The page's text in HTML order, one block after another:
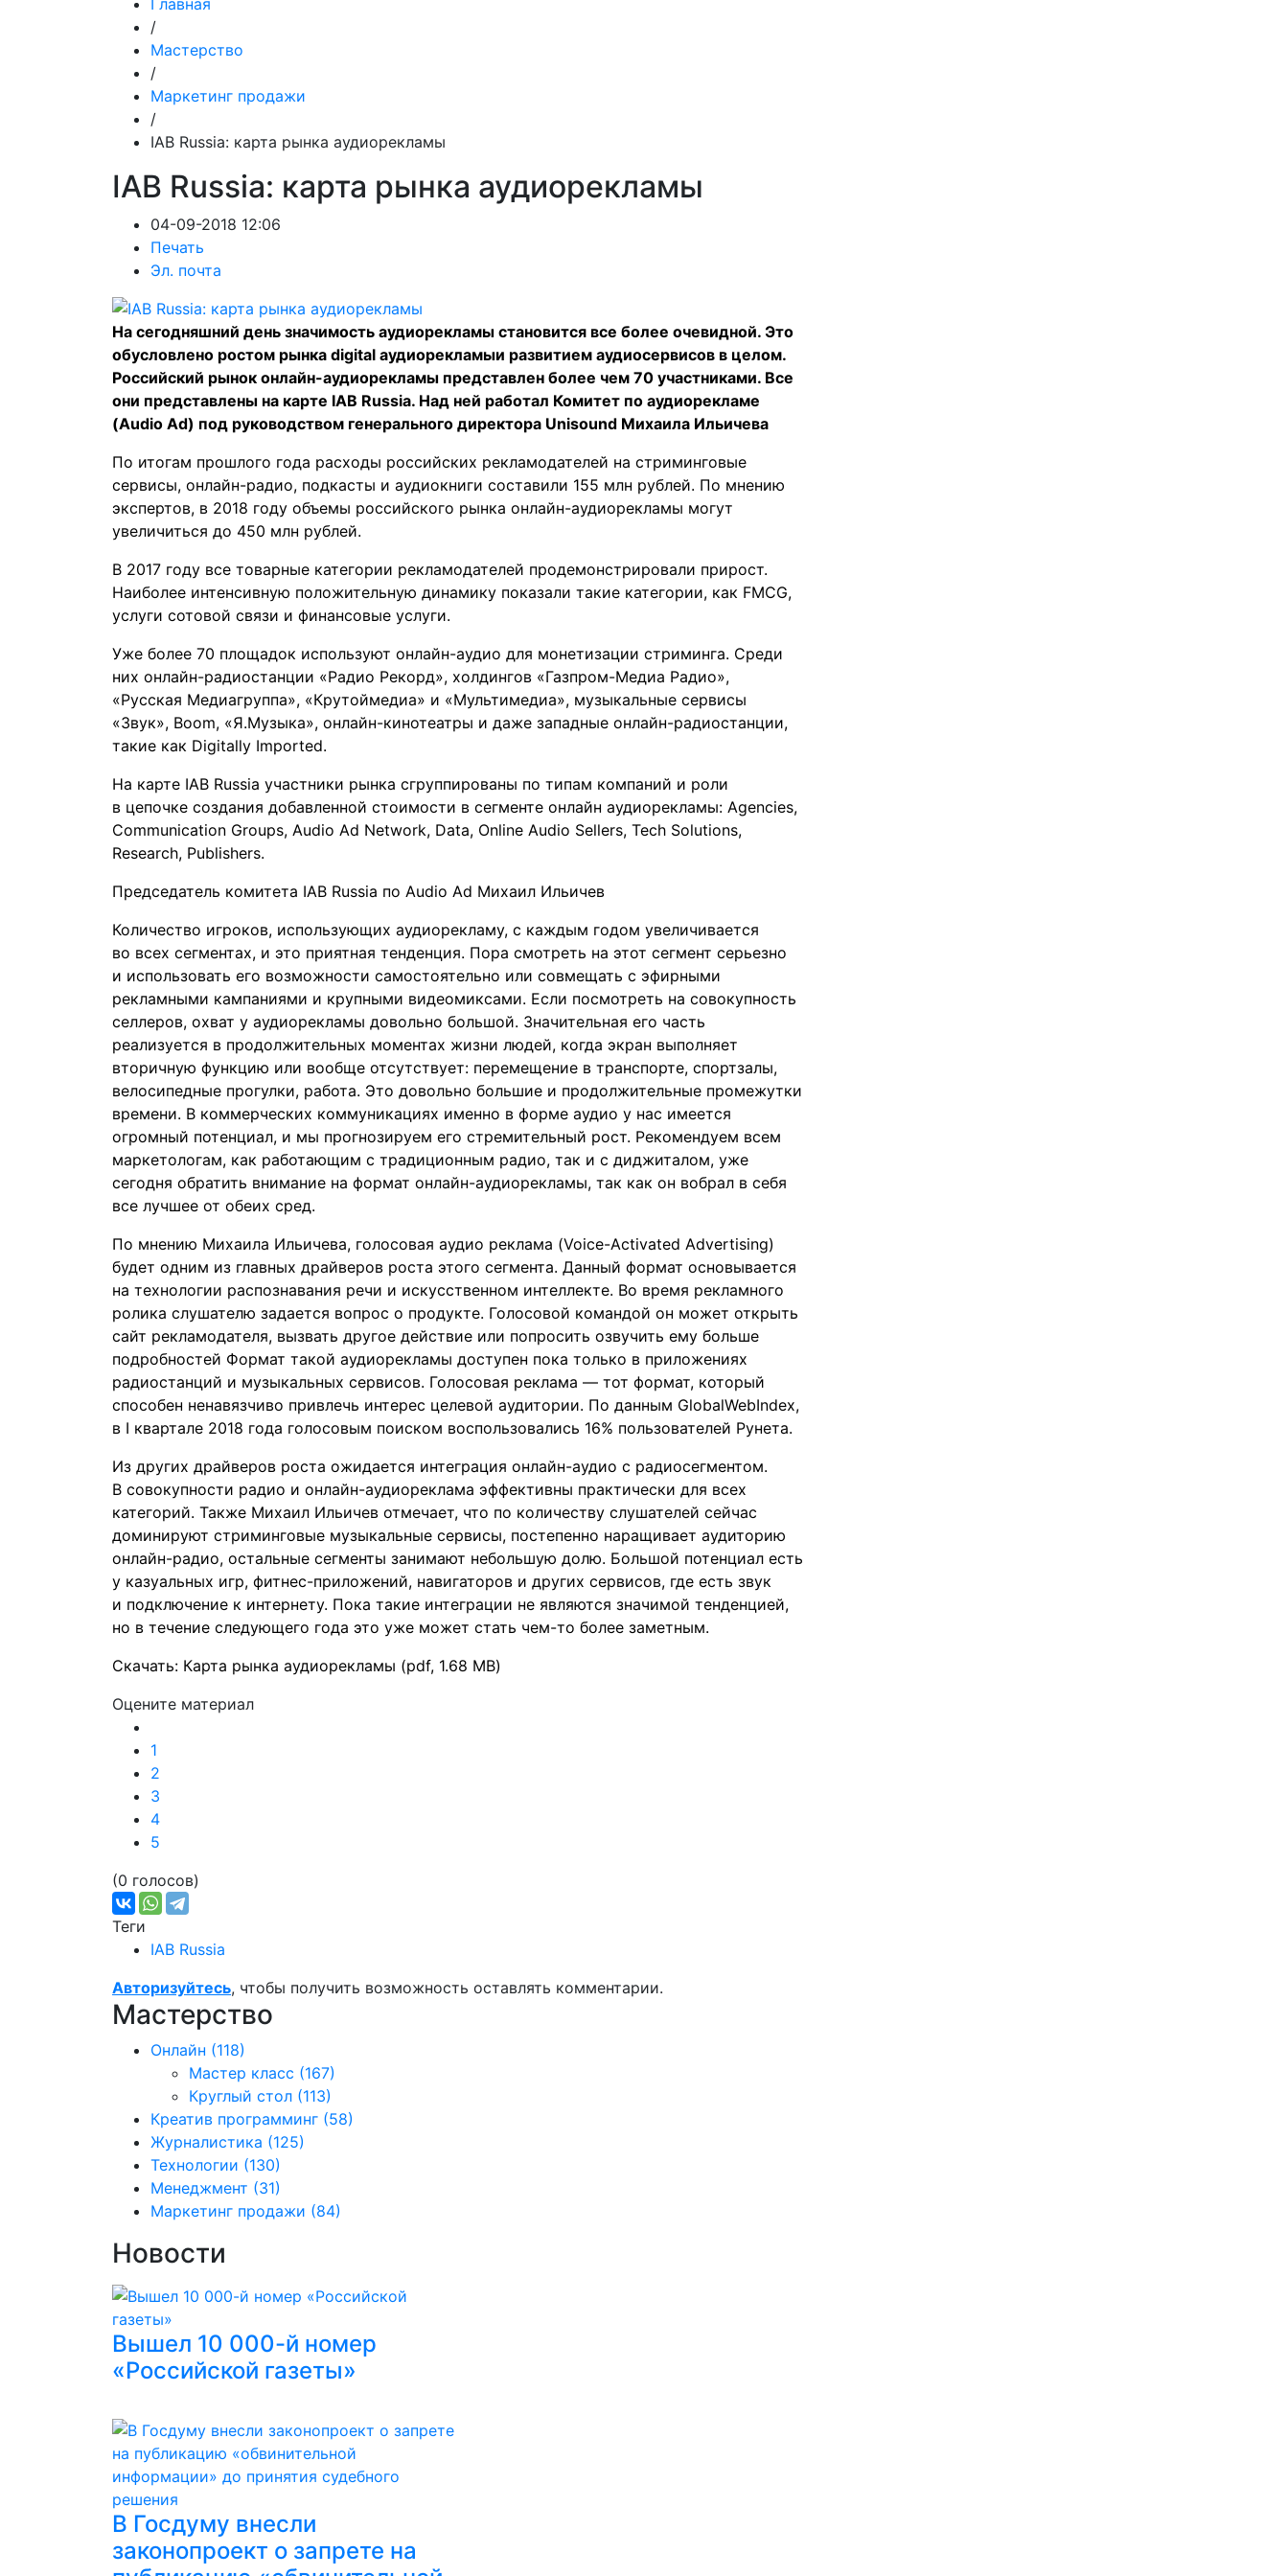
Главная
/
Мастерство
/
Маркетинг продажи
/
IAB Russia: карта рынка аудиорекламы
IAB Russia: карта рынка аудиорекламы
04-09-2018 12:06
Печать
Эл. почта
На сегодняшний день значимость аудиорекламы становится все более очевидной. Это
обусловлено ростом рынка digital аудиорекламыи развитием аудиосервисов в целом.
Российский рынок онлайн-аудиорекламы представлен более чем 70 участниками. Все
они представлены на карте IAB Russia. Над ней работал Комитет по аудиорекламе
(Audio Ad) под руководством генерального директора Unisound Михаила Ильичева
По итогам прошлого года расходы российских рекламодателей на стриминговые
сервисы, онлайн-радио, подкасты и аудиокниги составили 155 млн рублей. По мнению
экспертов, в 2018 году объемы российского рынка онлайн-аудиорекламы могут
увеличиться до 450 млн рублей.
В 2017 году все товарные категории рекламодателей продемонстрировали прирост.
Наиболее интенсивную положительную динамику показали такие категории, как FMCG,
услуги сотовой связи и финансовые услуги.
Уже более 70 площадок используют онлайн-аудио для монетизации стриминга. Среди
них онлайн-радиостанции «Радио Рекорд», холдингов «Газпром-Медиа Радио»,
«Русская Медиагруппа», «Крутоймедиа» и «Мультимедиа», музыкальные сервисы
«Звук», Boom, «Я.Музыка», онлайн-кинотеатры и даже западные онлайн-радиостанции,
такие как Digitally Imported.
На карте IAB Russia участники рынка сгруппированы по типам компаний и роли
в цепочке создания добавленной стоимости в сегменте онлайн аудиорекламы: Agencies,
Communication Groups, Audio Ad Network, Data, Online Audio Sellers, Tech Solutions,
Research, Publishers.
Председатель комитета IAB Russia по Audio Ad Михаил Ильичев
Количество игроков, использующих аудиорекламу, с каждым годом увеличивается
во всех сегментах, и это приятная тенденция. Пора смотреть на этот сегмент серьезно
и использовать его возможности самостоятельно или совмещать с эфирными
рекламными кампаниями и крупными видеомиксами. Если посмотреть на совокупность
селлеров, охват у аудиорекламы довольно большой. Значительная его часть
реализуется в продолжительных моментах жизни людей, когда экран выполняет
вторичную функцию или вообще отсутствует: перемещение в транспорте, спортзалы,
велосипедные прогулки, работа. Это довольно большие и продолжительные промежутки
времени. В коммерческих коммуникациях именно в форме аудио у нас имеется
огромный потенциал, и мы прогнозируем его стремительный рост. Рекомендуем всем
маркетологам, как работающим с традиционным радио, так и с диджиталом, уже
сегодня обратить внимание на формат онлайн-аудиорекламы, так как он вобрал в себя
все лучшее от обеих сред.
По мнению Михаила Ильичева, голосовая аудио реклама (Voice-Activated Advertising)
будет одним из главных драйверов роста этого сегмента. Данный формат основывается
на технологии распознавания речи и искусственном интеллекте. Во время рекламного
ролика слушателю задается вопрос о продукте. Голосовой командой он может открыть
сайт рекламодателя, вызвать другое действие или попросить озвучить ему больше
подробностей Формат такой аудиорекламы доступен пока только в приложениях
радиостанций и музыкальных сервисов. Голосовая реклама — тот формат, который
способен ненавязчиво привлечь интерес целевой аудитории. По данным GlobalWebIndex,
в I квартале 2018 года голосовым поиском воспользовались 16% пользователей Рунета.
Из других драйверов роста ожидается интеграция онлайн-аудио с радиосегментом.
В совокупности радио и онлайн-аудиореклама эффективны практически для всех
категорий. Также Михаил Ильичев отмечает, что по количеству слушателей сейчас
доминируют стриминговые музыкальные сервисы, постепенно наращивает аудиторию
онлайн-радио, остальные сегменты занимают небольшую долю. Большой потенциал есть
у казуальных игр, фитнес-приложений, навигаторов и других сервисов, где есть звук
и подключение к интернету. Пока такие интеграции не являются значимой тенденцией,
но в течение следующего года это уже может стать чем-то более заметным.
Скачать: Карта рынка аудиорекламы (pdf, 1.68 MB)
Оцените материал
1
2
3
4
5
(0 голосов)
Теги
IAB Russia
Авторизуйтесь, чтобы получить возможность оставлять комментарии.
Мастерство
Онлайн (118)
Мастер класс (167)
Круглый стол (113)
Креатив программинг (58)
Журналистика (125)
Технологии (130)
Менеджмент (31)
Маркетинг продажи (84)
Новости
Вышел 10 000-й номер
«Российской газеты»
В Госдуму внесли
законопроект о запрете на